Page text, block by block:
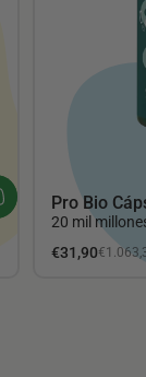
Pro Bio
20 mil
€31,90
Preciopor